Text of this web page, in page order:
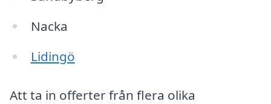
Nacka
Lidingö
Att ta in offerter från flera olika